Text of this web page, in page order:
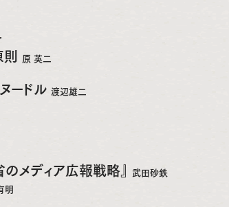
則
原 英二
ードル 渡辺雄二
メディア広報戦略』 武田砂鉄
明